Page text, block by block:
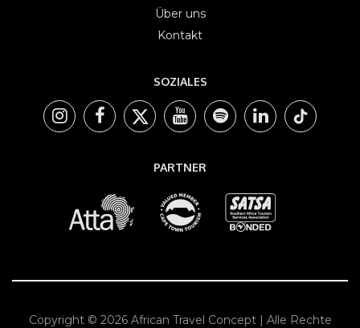
Über uns
Kontakt
SOZIALES
PARTNER
Copyright © 2026 African Travel Concept | Alle Rechte